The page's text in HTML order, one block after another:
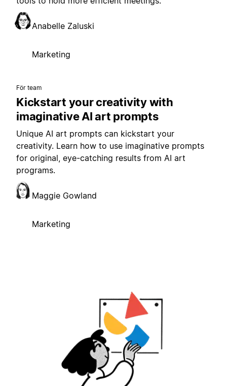
Anabelle Zaluski
Marketing
För team
Kickstart your creativity with
imaginative AI art prompts
Unique AI art prompts can kickstart your
creativity. Learn how to use imaginative prompts
for original, eye-catching results from AI art
programs.
Maggie Gowland
Marketing